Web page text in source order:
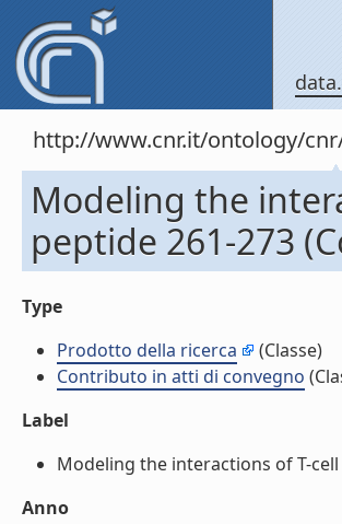
http://www.cnr.it/ontology/
Modeling the
peptide 261-273
Type
Prodotto della ricerca
(Classe)
Contributo in atti di convegno
Label
Modeling the interactions of T-
Anno